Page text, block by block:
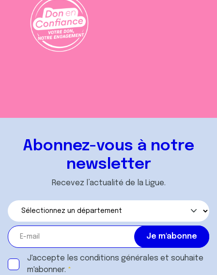
Abonnez-vous à notre
newsletter
Recevez l’actualité de la Ligue.
J'accepte les conditions générales et souhaite
m'abonner.